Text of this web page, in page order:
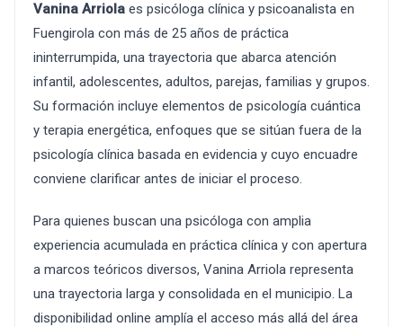
Vanina Arriola es psicóloga clínica y psicoanalista en
Fuengirola con más de 25 años de práctica
ininterrumpida, una trayectoria que abarca atención
infantil, adolescentes, adultos, parejas, familias y grupos.
Su formación incluye elementos de psicología cuántica
y terapia energética, enfoques que se sitúan fuera de la
psicología clínica basada en evidencia y cuyo encuadre
conviene clarificar antes de iniciar el proceso.
Para quienes buscan una psicóloga con amplia
experiencia acumulada en práctica clínica y con apertura
a marcos teóricos diversos, Vanina Arriola representa
una trayectoria larga y consolidada en el municipio. La
disponibilidad online amplía el acceso más allá del área